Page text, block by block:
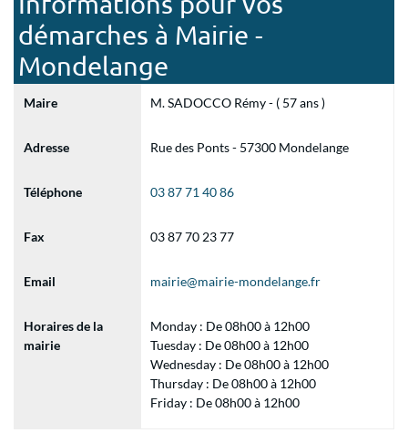
démarches à Mairie -
Mondelange
Maire M. SADOCCO Rémy - ( 57 ans )
Adresse Rue des Ponts - 57300 Mondelange
Téléphone 03 87 71 40 86
Fax 03 87 70 23 77
Email mairie@mairie-mondelange.fr
Horaires de la
mairie
Monday : De 08h00 à 12h00
Tuesday : De 08h00 à 12h00
Wednesday : De 08h00 à 12h00
Thursday : De 08h00 à 12h00
Friday : De 08h00 à 12h00